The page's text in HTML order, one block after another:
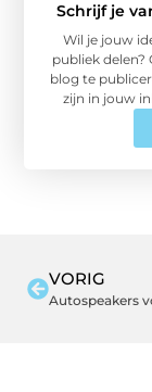
Schrijf je
Wil je jouw
publiek
blog te
zijn in jouw
VORIG